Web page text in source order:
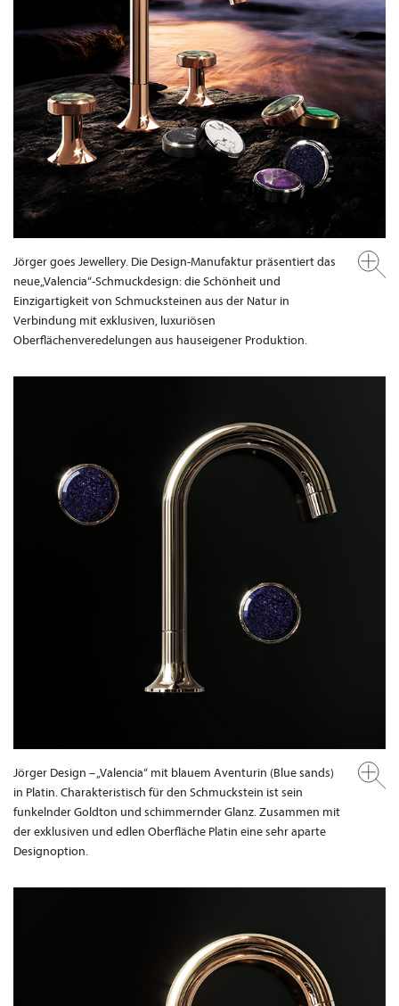
Jörger goes Jewellery. Die Design-Manufaktur präsentiert das
neue„Valencia“-Schmuckdesign: die Schönheit und
Einzigartigkeit von Schmucksteinen aus der Natur in
Verbindung mit exklusiven, luxuriösen
Oberflächenveredelungen aus hauseigener Produktion.
Jörger Design – „Valencia“ mit blauem Aventurin (Blue sands)
in Platin. Charakteristisch für den Schmuckstein ist sein
funkelnder Goldton und schimmernder Glanz. Zusammen mit
der exklusiven und edlen Oberfläche Platin eine sehr aparte
Designoption.